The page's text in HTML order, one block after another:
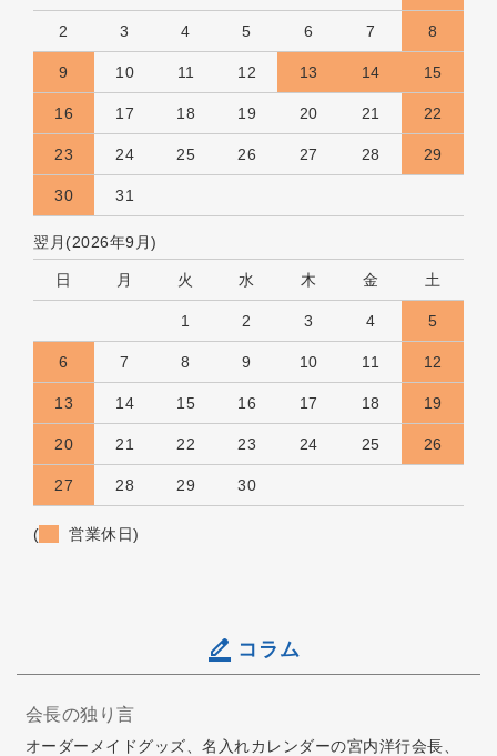
2 3 4 5 6 7 8
9 10 11 12 13 14 15
16 17 18 19 20 21 22
23 24 25 26 27 28 29
30 31
翌月(2026年9月)
日 月 火 水 木 金 土
1 2 3 4 5
6 7 8 9 10 11 12
13 14 15 16 17 18 19
20 21 22 23 24 25 26
27 28 29 30
( 営業休日)
コラム
会長の独り言
オーダーメイドグッズ、名入れカレンダーの宮内洋行会長、